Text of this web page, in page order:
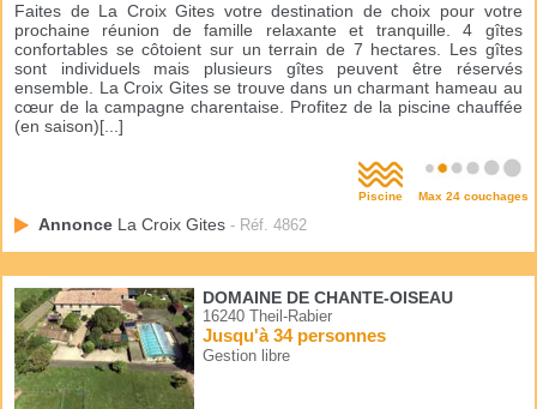
Faites de La Croix Gites votre destination de choix pour votre
prochaine réunion de famille relaxante et tranquille. 4 gîtes
confortables se côtoient sur un terrain de 7 hectares. Les gîtes
sont individuels mais plusieurs gîtes peuvent être réservés
ensemble. La Croix Gites se trouve dans un charmant hameau au
cœur de la campagne charentaise. Profitez de la piscine chauffée
(en saison)[...]
Piscine Max 24 couchages
Annonce La Croix Gites - Réf. 4862
DOMAINE DE CHANTE-OISEAU
16240 Theil-Rabier
Jusqu'à 34 personnes
Gestion libre